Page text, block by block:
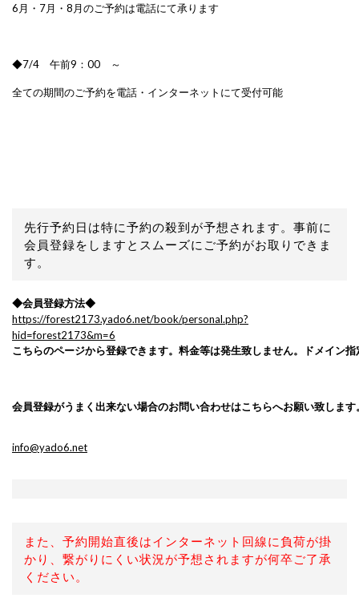
6月・7月・8月のご予約は電話にて承ります
◆7/4 午前9：00 ～
全ての期間のご予約を電話・インターネットにて受付可能
先行予約日は特に予約の殺到が予想されます。事前に
会員登録をしますとスムーズにご予約がお取りできま
す。
◆会員登録方法◆
https://forest2173.yado6.net/book/personal.php?
hid=forest2173&m=6
こちらのページから登録できます。料金等は発生致しません。ドメイン
会員登録がうまく出来ない場合のお問い合わせはこちらへお願い致します
info@yado6.net
また、予約開始直後はインターネット回線に負荷が掛
かり、繋がりにくい状況が予想されますが何卒ご了承
ください。